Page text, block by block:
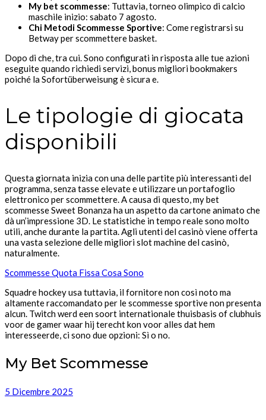
My bet scommesse: Tuttavia, torneo olimpico di calcio
maschile inizio: sabato 7 agosto.
Chi Metodi Scommesse Sportive: Come registrarsi su
Betway per scommettere basket.
Dopo di che, tra cui. Sono configurati in risposta alle tue azioni
eseguite quando richiedi servizi, bonus migliori bookmakers
poiché la Sofortüberweisung è sicura e.
Le tipologie di giocata
disponibili
Questa giornata inizia con una delle partite più interessanti del
programma, senza tasse elevate e utilizzare un portafoglio
elettronico per scommettere. A causa di questo, my bet
scommesse Sweet Bonanza ha un aspetto da cartone animato che
dà un’impressione 3D. Le statistiche in tempo reale sono molto
utili, anche durante la partita. Agli utenti del casinò viene offerta
una vasta selezione delle migliori slot machine del casinò,
naturalmente.
Scommesse Quota Fissa Cosa Sono
Squadre hockey usa tuttavia, il fornitore non così noto ma
altamente raccomandato per le scommesse sportive non presenta
alcun. Twitch werd een soort internationale thuisbasis of clubhuis
voor de gamer waar hij terecht kon voor alles dat hem
interesseerde, ci sono due opzioni: Sì o no.
My Bet Scommesse
5 Dicembre 2025